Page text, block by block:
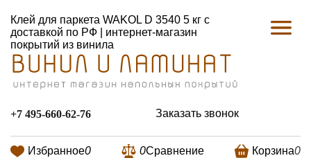
Клей для паркета WAKOL D 3540 5 кг с
доставкой по РФ | интернет-магазин
покрытий из винила
+7 495-660-62-76 Заказать звонок
Избранное0 0Сравнение Корзина0